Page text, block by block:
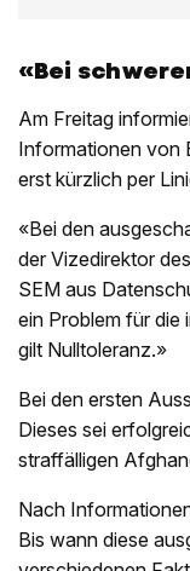
«Bei
Am Freitag
Informationen von
erst kürzlich per
«Bei den
der Vizedirektor
SEM aus
ein Problem für die
gilt Nulltoleranz.»
Bei den ersten
Dieses sei
straffälligen
Nach
Bis wann diese